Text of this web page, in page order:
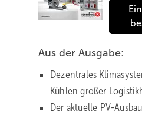
Aus der Ausgabe:
Dezentrales
Kühlen großer
Der aktuelle PV-